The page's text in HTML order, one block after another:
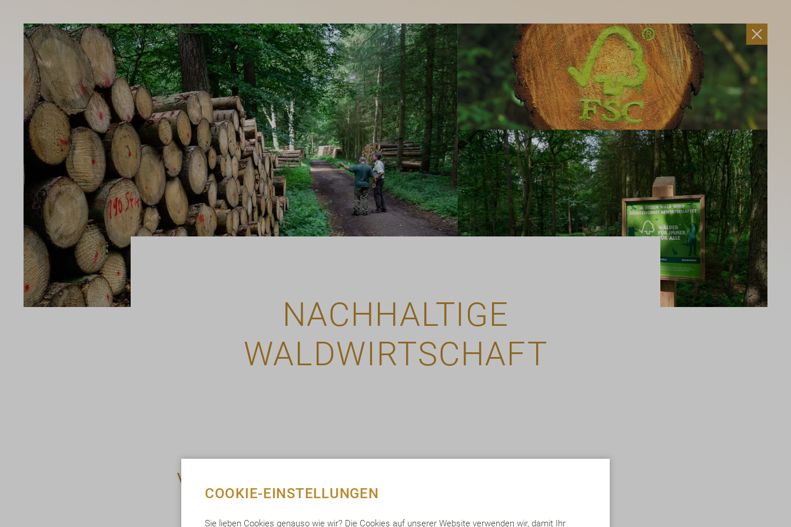
NACHHALTIGE
WALDWIRTSCHAFT
V Faktor in unserer Nachhaltigkeitsstrategie. Seit 2014 verwenden wir für
COOKIE-EINSTELLUNGEN
Sie lieben Cookies genauso wie wir? Die Cookies auf unserer Website verwenden wir, damit Ihr